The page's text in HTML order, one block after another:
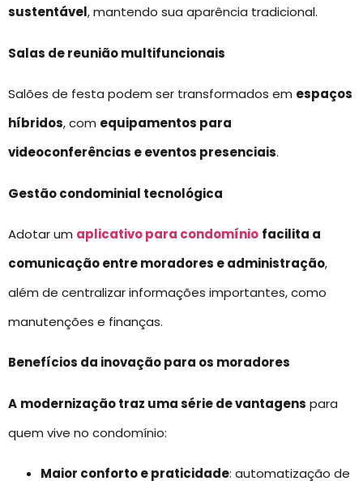
sustentável, mantendo sua aparência tradicional.
Salas de reunião multifuncionais
Salões de festa podem ser transformados em espaços
híbridos, com equipamentos para
videoconferências e eventos presenciais.
Gestão condominial tecnológica
Adotar um aplicativo para condomínio facilita a
comunicação entre moradores e administração,
além de centralizar informações importantes, como
manutenções e finanças.
Benefícios da inovação para os moradores
A modernização traz uma série de vantagens para
quem vive no condomínio:
Maior conforto e praticidade: automatização de